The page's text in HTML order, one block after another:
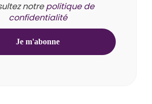
notrepolitique de
confidentialité